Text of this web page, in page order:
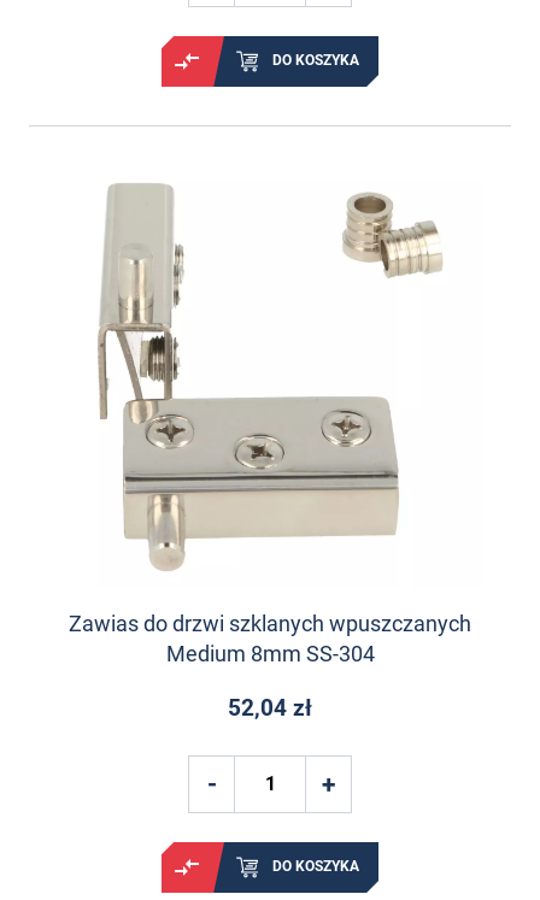
DO KOSZYKA
Zawias do drzwi szklanych wpuszczanych
Medium 8mm SS-304
52,04 zł
DO KOSZYKA